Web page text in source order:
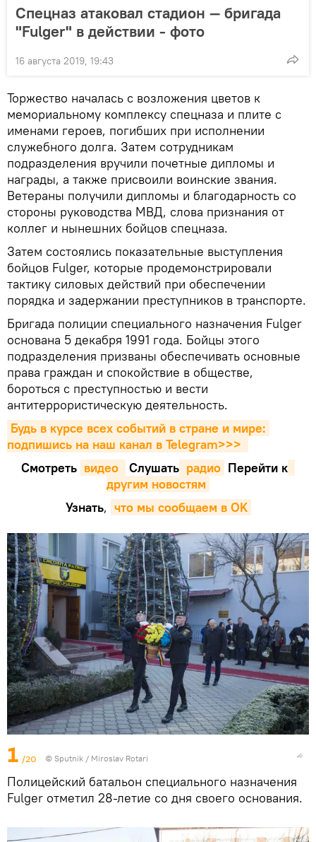
Спецназ атаковал стадион — бригада
"Fulger" в действии - фото
16 августа 2019, 19:43
Торжество началась с возложения цветов к
мемориальному комплексу спецназа и плите с
именами героев, погибших при исполнении
служебного долга. Затем сотрудникам
подразделения вручили почетные дипломы и
награды, а также присвоили воинские звания.
Ветераны получили дипломы и благодарность со
стороны руководства МВД, слова признания от
коллег и нынешних бойцов спецназа.
Затем состоялись показательные выступления
бойцов Fulger, которые продемонстрировали
тактику силовых действий при обеспечении
порядка и задержании преступников в транспорте.
Бригада полиции специального назначения Fulger
основана 5 декабря 1991 года. Бойцы этого
подразделения призваны обеспечивать основные
права граждан и спокойствие в обществе,
бороться с преступностью и вести
антитеррористическую деятельность.
Будь в курсе всех событий в стране и мире:
подпишись на наш канал в Telegram>>>
Смотреть видео Cлушать радио Перейти к
другим новостям
Узнать, что мы сообщаем в OK
1 /20 © Sputnik / Miroslav Rotari
Полицейский батальон специального назначения
Fulger отметил 28-летие со дня своего основания.